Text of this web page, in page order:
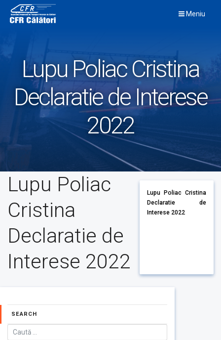
content
Meniu
Lupu Poliac Cristina
Declaratie de Interese
2022
Lupu Poliac
Cristina
Declaratie de
Interese 2022
Lupu Poliac Cristina
Declaratie de
Interese 2022
SEARCH